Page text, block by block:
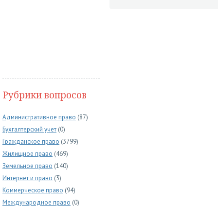
Рубрики вопросов
Административное право (87)
Бухгалтерский учет (0)
Гражданское право (3799)
Жилищное право (469)
Земельное право (140)
Интернет и право (3)
Коммерческое право (94)
Международное право (0)